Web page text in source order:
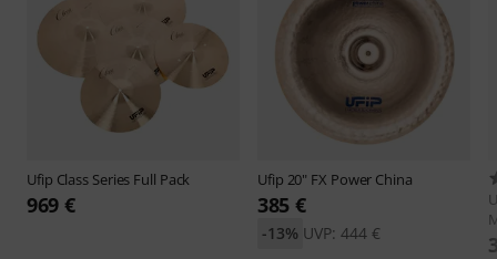
Ufip Class Series Full Pack
969 €
Ufip 20" FX Power China
385 €
UVP: 444 €
-13%